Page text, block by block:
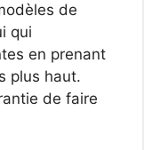
de
qui
en prenant
plus haut.
de faire